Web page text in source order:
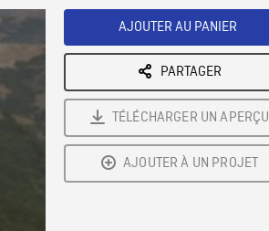
AJOUTER AU PANIER
PARTAGER
TÉLÉCHARGER UN APERÇU
AJOUTER À UN PROJET